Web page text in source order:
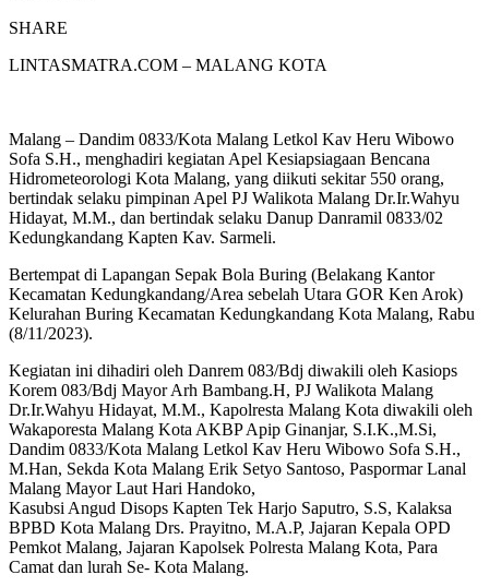
SHARE
LINTASMATRA.COM – MALANG KOTA
Malang – Dandim 0833/Kota Malang Letkol Kav Heru Wibowo
Sofa S.H., menghadiri kegiatan Apel Kesiapsiagaan Bencana
Hidrometeorologi Kota Malang, yang diikuti sekitar 550 orang,
bertindak selaku pimpinan Apel PJ Walikota Malang Dr.Ir.Wahyu
Hidayat, M.M., dan bertindak selaku Danup Danramil 0833/02
Kedungkandang Kapten Kav. Sarmeli.
Bertempat di Lapangan Sepak Bola Buring (Belakang Kantor
Kecamatan Kedungkandang/Area sebelah Utara GOR Ken Arok)
Kelurahan Buring Kecamatan Kedungkandang Kota Malang, Rabu
(8/11/2023).
Kegiatan ini dihadiri oleh Danrem 083/Bdj diwakili oleh Kasiops
Korem 083/Bdj Mayor Arh Bambang.H, PJ Walikota Malang
Dr.Ir.Wahyu Hidayat, M.M., Kapolresta Malang Kota diwakili oleh
Wakaporesta Malang Kota AKBP Apip Ginanjar, S.I.K.,M.Si,
Dandim 0833/Kota Malang Letkol Kav Heru Wibowo Sofa S.H.,
M.Han, Sekda Kota Malang Erik Setyo Santoso, Paspormar Lanal
Malang Mayor Laut Hari Handoko,
Kasubsi Angud Disops Kapten Tek Harjo Saputro, S.S, Kalaksa
BPBD Kota Malang Drs. Prayitno, M.A.P, Jajaran Kepala OPD
Pemkot Malang, Jajaran Kapolsek Polresta Malang Kota, Para
Camat dan lurah Se- Kota Malang.